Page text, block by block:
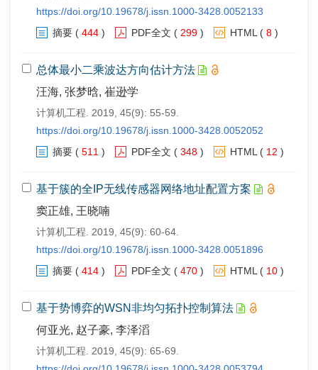
https://doi.org/10.19678/j.issn.1000-3428.0052133
摘要 ( 444 ) PDF全文 ( 299 ) HTML ( 8 )
总体最小二乘波达方向估计方法
汪海, 张梦晗, 崔逊学
计算机工程. 2019, 45(9): 55-59.
https://doi.org/10.19678/j.issn.1000-3428.0052052
摘要 ( 511 ) PDF全文 ( 348 ) HTML ( 12 )
基于簇的全IP无线传感器网络地址配置方案
窦正雄, 王晓喃
计算机工程. 2019, 45(9): 60-64.
https://doi.org/10.19678/j.issn.1000-3428.0051896
摘要 ( 414 ) PDF全文 ( 470 ) HTML ( 10 )
基于势博弈的WSN非均匀拓扑控制算法
何亚光, 赵子豪, 李泽滔
计算机工程. 2019, 45(9): 65-69.